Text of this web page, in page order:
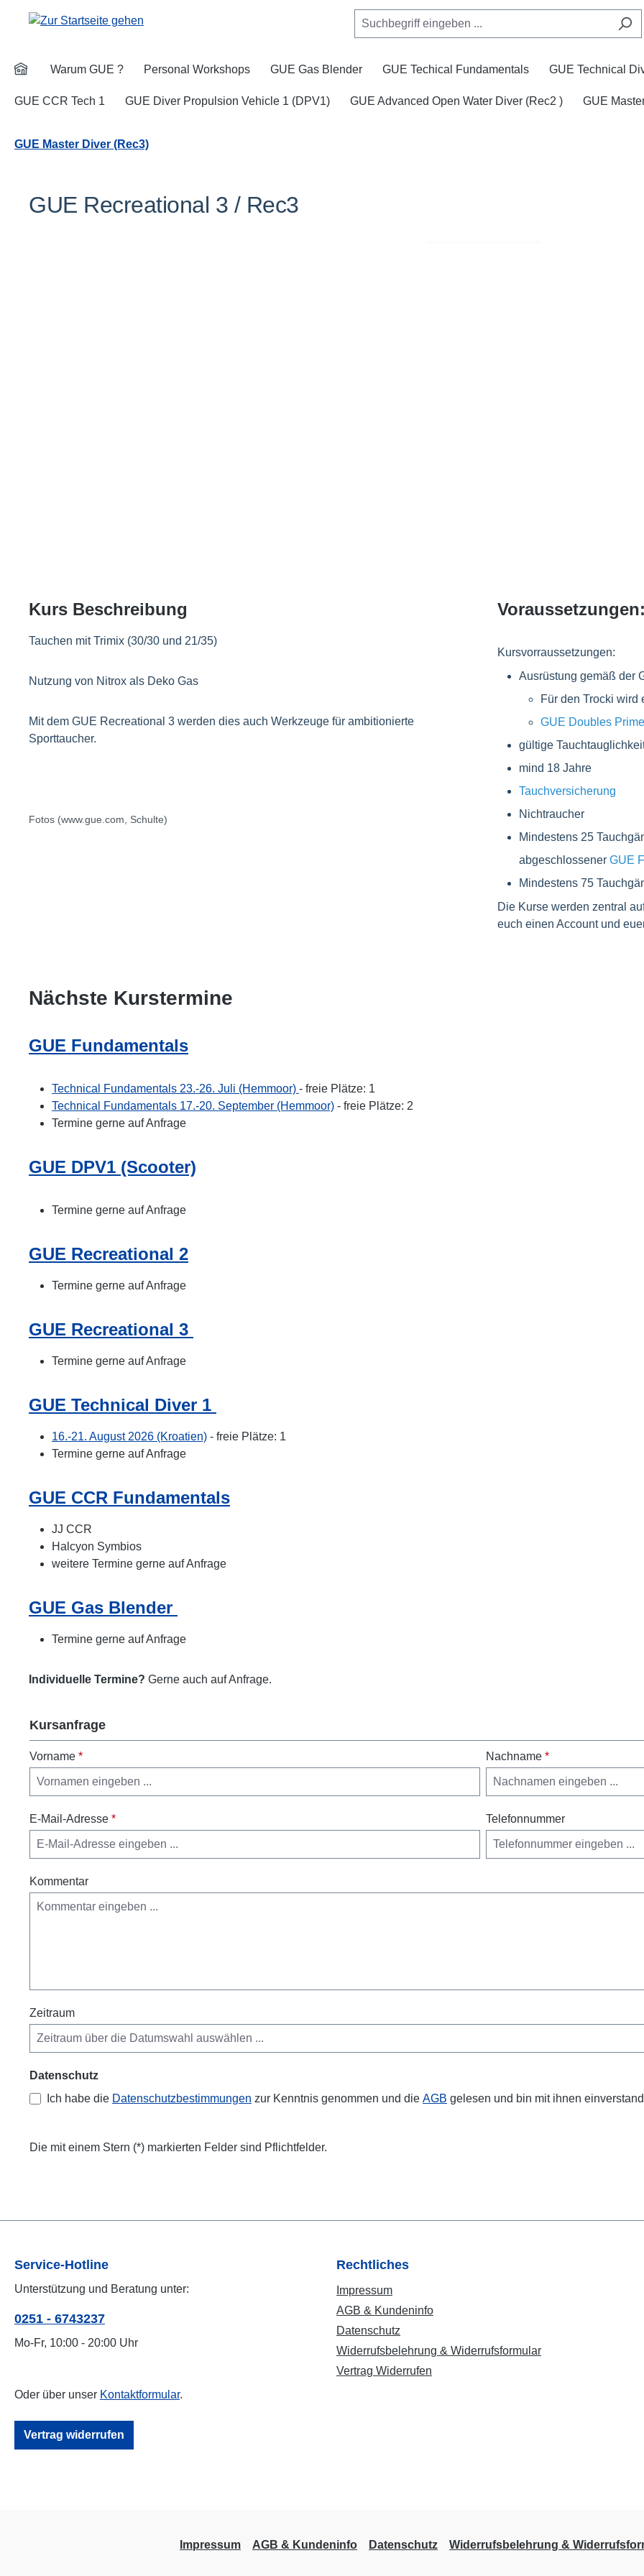
Hauptinhalt springen
Zur Suche springen
Zur Hauptnavigation springen
Warum GUE ? Personal Workshops GUE Gas Blender GUE Techical Fundamentals GUE Technical
GUE CCR Tech 1 GUE Diver Propulsion Vehicle 1 (DPV1) GUE Advanced Open Water Diver (Rec2 ) GUE
GUE Master Diver (Rec3)
GUE Recreational 3 / Rec3
Kurs Beschreibung
Tauchen mit Trimix (30/30 und 21/35)
Nutzung von Nitrox als Deko Gas
Mit dem GUE Recreational 3 werden dies auch Werkzeuge für ambitionierte
Sporttaucher.
Fotos (www.gue.com, Schulte)
Voraussetzungen:
Kursvorraussetzungen:
Ausrüstung gemäß der
Für den Trocki wird
GUE Doubles
gültige
mind 18 Jahre
Tauchversicherung
Nichtraucher
Mindestens 25
abgeschlossener GUE
Mindestens 75
Die Kurse werden zentral
euch einen Account und
Nächste Kurstermine
GUE Fundamentals
Technical Fundamentals 23.-26. Juli (Hemmoor) - freie Plätze: 1
Technical Fundamentals 17.-20. September (Hemmoor) - freie Plätze: 2
Termine gerne auf Anfrage
GUE DPV1 (Scooter)
Termine gerne auf Anfrage
GUE Recreational 2
Termine gerne auf Anfrage
GUE Recreational 3
Termine gerne auf Anfrage
GUE Technical Diver 1
16.-21. August 2026 (Kroatien) - freie Plätze: 1
Termine gerne auf Anfrage
GUE CCR Fundamentals
JJ CCR
Halcyon Symbios
weitere Termine gerne auf Anfrage
GUE Gas Blender
Termine gerne auf Anfrage
Individuelle Termine? Gerne auch auf Anfrage.
Kursanfrage
Vorname * Nachname *
E-Mail-Adresse * Telefonnummer
Kommentar
Zeitraum
Datenschutz
Ich habe die Datenschutzbestimmungen zur Kenntnis genommen und die AGB gelesen und bin mit ihnen
Die mit einem Stern (*) markierten Felder sind Pflichtfelder.
Service-Hotline
Unterstützung und Beratung unter:
0251 - 6743237
Mo-Fr, 10:00 - 20:00 Uhr
Oder über unser Kontaktformular.
Vertrag widerrufen
Rechtliches
Impressum
AGB & Kundeninfo
Datenschutz
Widerrufsbelehrung & Widerrufsformular
Vertrag Widerrufen
Impressum AGB & Kundeninfo Datenschutz Widerrufsbelehrung &